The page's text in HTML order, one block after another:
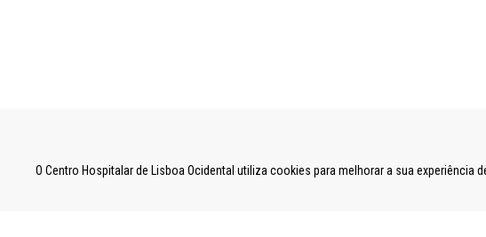
O Centro Hospitalar de Lisboa Ocidental utiliza cookies para melhorar a sua experiência
UNIDADE LOCAL DE SAÚDE DE LISBOA OCIDENTAL